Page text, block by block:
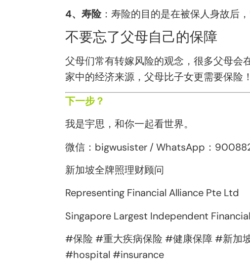
4、寿险：寿险的目的是在被保人身故后
不要忘了父母自己的保障
父母们常有转嫁风险的观念，很多父母会
家中的经济来源，父母比子女更需要保险！
下一步？
我是宇思，和你一起看世界。
微信：bigwusister / WhatsApp：
新加坡全牌照理财顾问
Representing Financial Alliance Pte Ltd
Singapore Largest Independent
#保险 #重大疾病保险 #健康保障 #新加
#hospital #insurance